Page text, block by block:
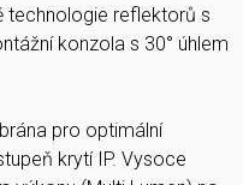
technologie reflektorů s
konzola s 30° úhlem
pro optimální
krytí IP. Vysoce